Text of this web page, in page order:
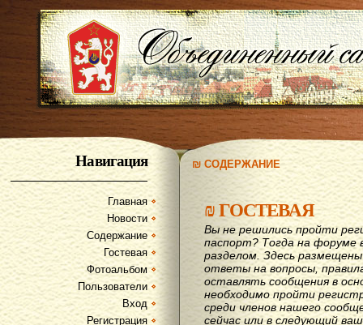
Навигация
Главная
Новости
Содержание
Гостевая
Фотоальбом
Пользователи
Вход
Регистрация
₪ СОДЕРЖАНИЕ
₪ГОСТЕВАЯ
Вы не решились пройти
паспорт? Тогда на форуме
разделом. Здесь
ответы на вопросы,
оставлять сообщения в
необходимо пройти
среди членов нашего
сейчас или в следующий